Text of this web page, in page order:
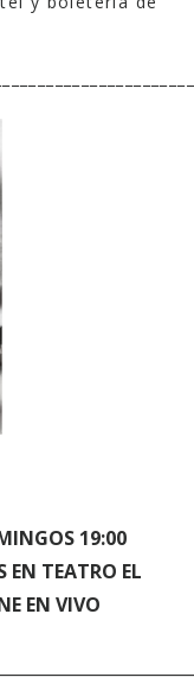
19:00
EN TEATRO EL
EN VIVO